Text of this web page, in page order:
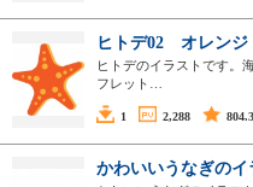
ヒトデ02 オレンジ
ヒトデのイラストです。
フレット…
1 2,288 804.3
かわいいうなぎのイ